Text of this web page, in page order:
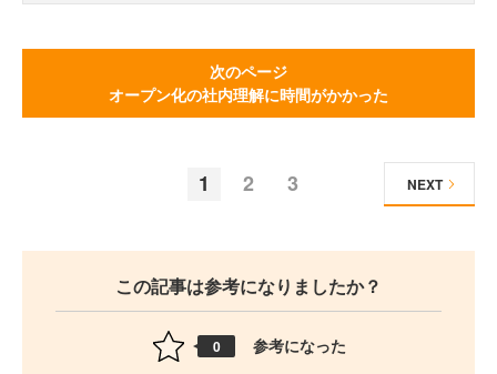
次のページ
オープン化の社内理解に時間がかかった
1 2 3 NEXT
この記事は参考になりましたか？
0 参考になった